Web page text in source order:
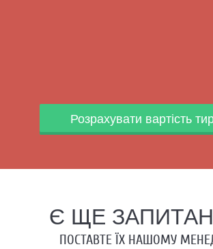
Розрахувати вартість
Є ЩЕ
ПОСТАВТЕ ЇХ НАШОМУ